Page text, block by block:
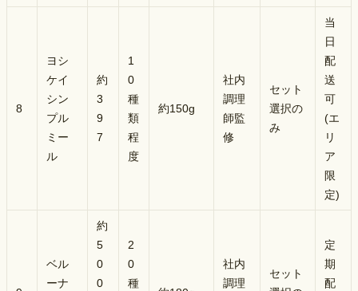
8
ヨシ
ケイ
シン
プル
ミー
ル
約
3
9
7
1
0
種
類
程
度
約150g
社内
調理
師監
修
セット
選択の
み
当
日
配
送
可
(エ
リ
ア
限
定)
ベル
ーナ
約
5
0
0
2
0
種
社内
調理
セット
定
期
配